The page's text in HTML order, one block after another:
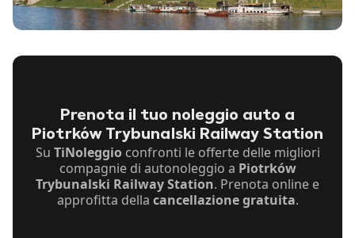
Prenota il tuo noleggio auto a
Piotrków Trybunalski Railway Station
Su TiNoleggioconfronti le offerte delle migliori
compagnie di autonoleggio a Piotrków
Trybunalski Railway Station. Prenota online e
approfitta della cancellazione gratuita.